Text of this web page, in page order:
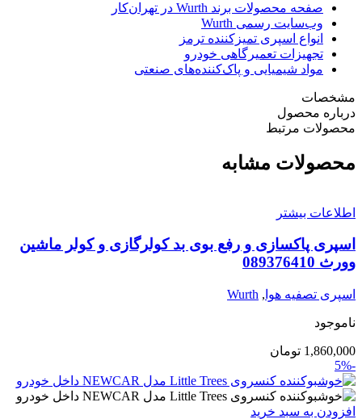
صفحه محصولات برند Wurth در تهران‌کار
وب‌سایت رسمی Wurth
انواع اسپری تمیزکننده ترمز
تجهیزات تعمیرگاهی خودرو
مواد شیمیایی و پاک‌کننده‌های صنعتی
مشخصات
درباره محصول
محصولات مرتبط
محصولات مشابه
اطلاعات بیشتر
اسپری پاکسازی و رفع بوی بد کولرگازی و کولر ماشین
وورث 089376410
اسپری تصفیه هوا ,
Wurth
ناموجود
1,860,000 تومان
-5%
افزودن به سبد خرید